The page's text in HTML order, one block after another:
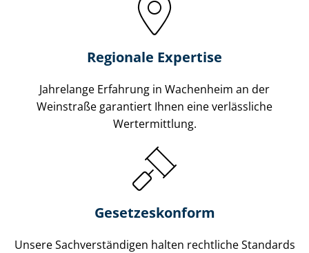
Regionale Expertise
Jahrelange Erfahrung in Wachenheim an der
Weinstraße garantiert Ihnen eine verlässliche
Wertermittlung.
Gesetzes­konform
Unsere Sach­ver­stän­di­gen halten rechtliche Standards